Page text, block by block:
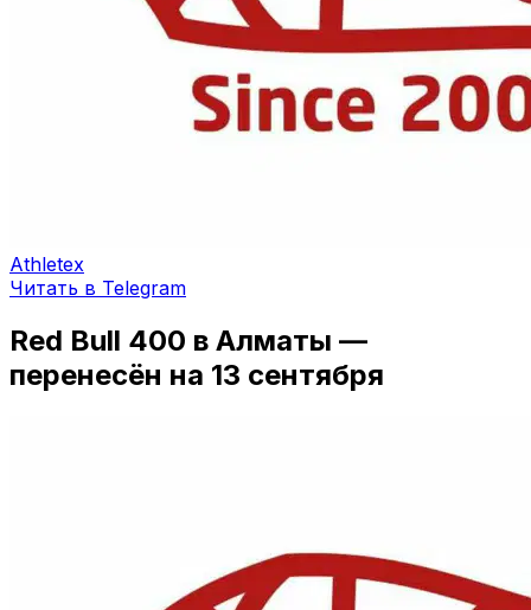
Athletex
Читать в Telegram
Red Bull 400 в Алматы —
перенесён на 13 сентября